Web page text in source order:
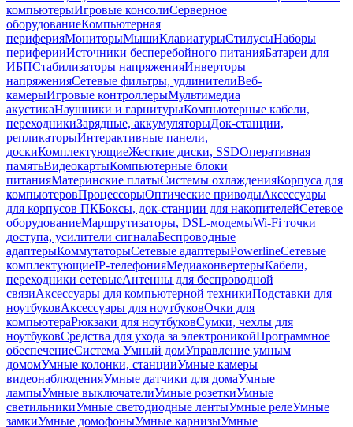
компьютерыИгровые консолиСерверное
оборудованиеКомпьютерная
периферияМониторыМышиКлавиатурыСтилусыНаборы
периферииИсточники бесперебойного питанияБатареи для
ИБПСтабилизаторы напряженияИнверторы
напряженияСетевые фильтры, удлинителиВеб-
камерыИгровые контроллерыМультимедиа
акустикаНаушники и гарнитурыКомпьютерные кабели,
переходникиЗарядные, аккумуляторыДок-станции,
репликаторыИнтерактивные панели,
доскиКомплектующиеЖесткие диски, SSDОперативная
памятьВидеокартыКомпьютерные блоки
питанияМатеринские платыСистемы охлажденияКорпуса для
компьютеровПроцессорыОптические приводыАксессуары
для корпусов ПКБоксы, док-станции для накопителейСетевое
оборудованиеМаршрутизаторы, DSL-модемыWi-Fi точки
доступа, усилители сигналаБеспроводные
адаптерыКоммутаторыСетевые адаптерыPowerlineСетевые
комплектующиеIP-телефонияМедиаконвертерыКабели,
переходники сетевыеАнтенны для беспроводной
связиАксессуары для компьютерной техникиПодставки для
ноутбуковАксессуары для ноутбуковОчки для
компьютераРюкзаки для ноутбуковСумки, чехлы для
ноутбуковСредства для ухода за электроникойПрограммное
обеспечениеСистема Умный домУправление умным
домомУмные колонки, станцииУмные камеры
видеонаблюденияУмные датчики для домаУмные
лампыУмные выключателиУмные розеткиУмные
светильникиУмные светодиодные лентыУмные релеУмные
замкиУмные домофоныУмные карнизыУмные